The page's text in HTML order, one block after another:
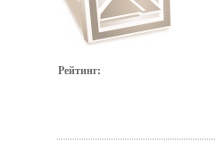
Рейтинг: